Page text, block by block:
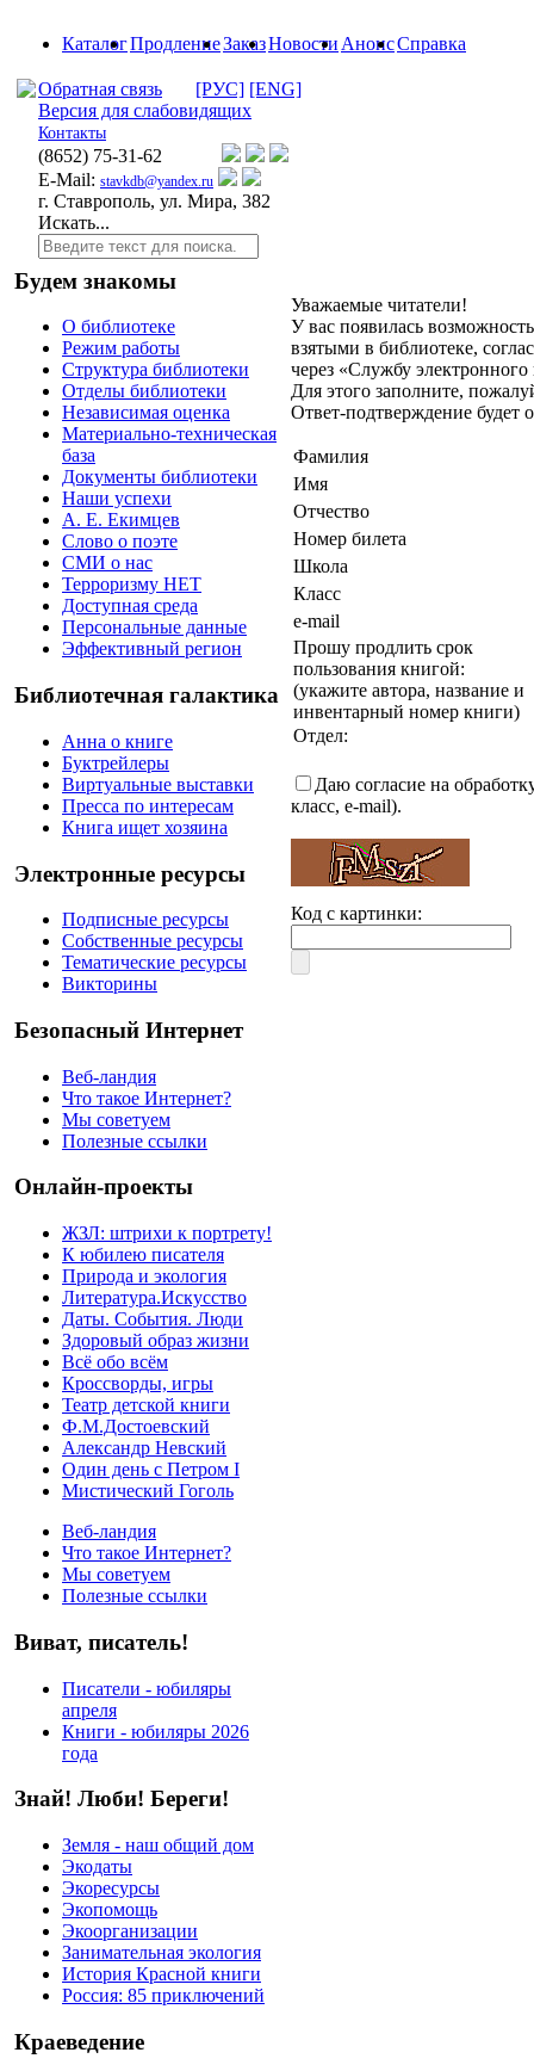
КаталогПродлениеЗаказНовости АнонсСправка
Обратная связь [РУС] [ENG]
Версия для слабовидящих
Контакты
(8652) 75-31-62
E-Mail: stavkdb@yandex.ru
г. Ставрополь, ул. Мира, 382
Искать...
Будем знакомы
О библиотеке
Режим работы
Структура библиотеки
Отделы библиотеки
Независимая оценка
Материально-техническая
база
Документы библиотеки
Наши успехи
А. Е. Екимцев
Слово о поэте
СМИ о нас
Терроризму НЕТ
Доступная среда
Персональные данные
Эффективный регион
Библиотечная галактика
Анна о книге
Буктрейлеры
Виртуальные выставки
Пресса по интересам
Книга ищет хозяина
Электронные ресурсы
Подписные ресурсы
Собственные ресурсы
Тематические ресурсы
Викторины
Безопасный Интернет
Веб-ландия
Что такое Интернет?
Мы советуем
Полезные ссылки
Онлайн-проекты
ЖЗЛ: штрихи к портрету!
К юбилею писателя
Природа и экология
Литература.Искусство
Даты. События. Люди
Здоровый образ жизни
Всё обо всём
Кроссворды, игры
Театр детской книги
Ф.М.Достоевский
Александр Невский
Один день с Петром I
Мистический Гоголь
Веб-ландия
Что такое Интернет?
Мы советуем
Полезные ссылки
Виват, писатель!
Писатели - юбиляры
апреля
Книги - юбиляры 2026
года
Знай! Люби! Береги!
Земля - наш общий дом
Экодаты
Экоресурсы
Экопомощь
Экоорганизации
Занимательная экология
История Красной книги
Россия: 85 приключений
Краеведение
Уважаемые читатели!
У вас появилась
взятыми в библиотеке,
через «Службу
Для этого заполните,
Ответ-подтверждение будет
Фамилия
Имя
Отчество
Номер билета
Школа
Класс
e-mail
Прошу продлить срок
пользования книгой:
(укажите автора, название и
инвентарный номер книги)
Отдел:
Даю согласие на
класс, e-mail).
Код с картинки: